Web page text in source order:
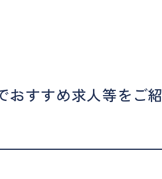
おすすめ求人等をご紹